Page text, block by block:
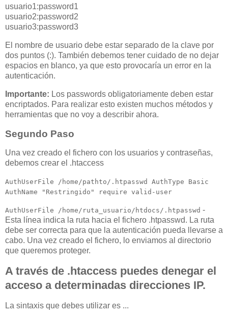
usuario1:password1
usuario2:password2
usuario3:password3
El nombre de usuario debe estar separado de la clave por
dos puntos (:). También debemos tener cuidado de no dejar
espacios en blanco, ya que esto provocaría un error en la
autenticación.
Importante: Los passwords obligatoriamente deben estar
encriptados. Para realizar esto existen muchos métodos y
herramientas que no voy a describir ahora.
Segundo Paso
Una vez creado el fichero con los usuarios y contraseñas,
debemos crear el .htaccess
AuthUserFile /home/pathto/.htpasswd AuthType Basic
AuthName "Restringido"
require valid-user
AuthUserFile /home/ruta_usuario/htdocs/.htpasswd -
Esta línea indica la ruta hacia el fichero .htpasswd. La ruta
debe ser correcta para que la autenticación pueda llevarse a
cabo. Una vez creado el fichero, lo enviamos al directorio
que queremos proteger.
A través de .htaccess puedes denegar el
acceso a determinadas direcciones IP.
La sintaxis que debes utilizar es ...